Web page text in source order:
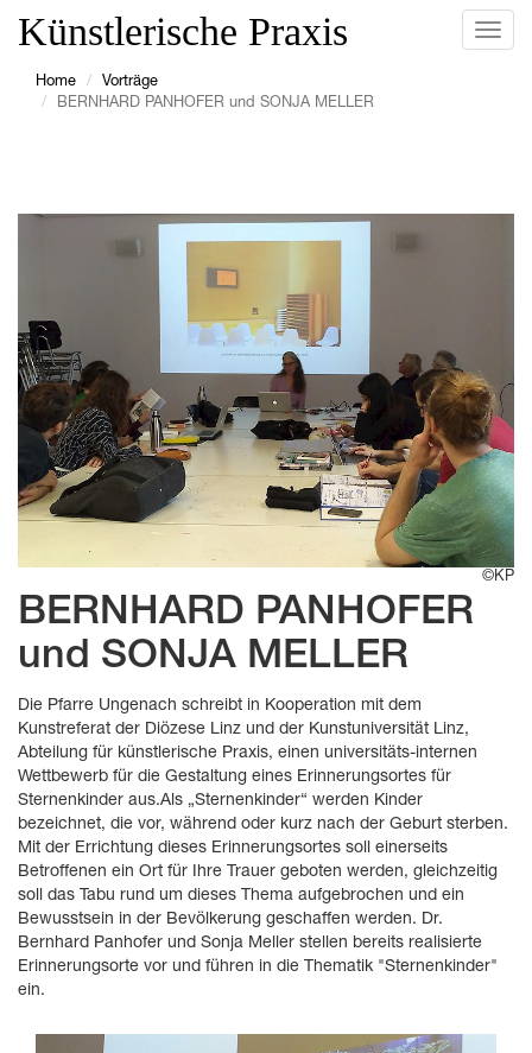
Künstlerische Praxis
Home
Vorträge
BERNHARD PANHOFER und SONJA MELLER
©KP
BERNHARD PANHOFER
und SONJA MELLER
Die Pfarre Ungenach schreibt in Kooperation mit dem
Kunstreferat der Diözese Linz und der Kunstuniversität Linz,
Abteilung für künstlerische Praxis, einen universitäts-internen
Wettbewerb für die Gestaltung eines Erinnerungsortes für
Sternenkinder aus.Als „Sternenkinder“ werden Kinder
bezeichnet, die vor, während oder kurz nach der Geburt sterben.
Mit der Errichtung dieses Erinnerungsortes soll einerseits
Betroffenen ein Ort für Ihre Trauer geboten werden, gleichzeitig
soll das Tabu rund um dieses Thema aufgebrochen und ein
Bewusstsein in der Bevölkerung geschaffen werden. Dr.
Bernhard Panhofer und Sonja Meller stellen bereits realisierte
Erinnerungsorte vor und führen in die Thematik "Sternenkinder"
ein.